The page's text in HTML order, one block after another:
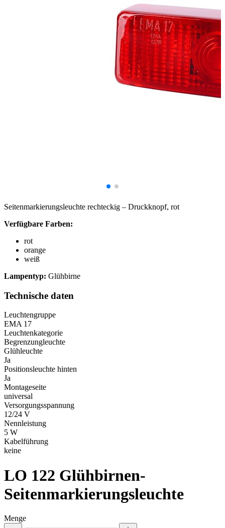
Seitenmarkierungsleuchte rechteckig – Druckknopf, rot
Verfügbare Farben:
rot
orange
weiß
Lampentyp: Glühbirne
Technische daten
Leuchtengruppe
EMA 17
Leuchtenkategorie
Begrenzungleuchte
Glühleuchte
Ja
Positionsleuchte hinten
Ja
Montageseite
universal
Versorgungsspannung
12/24 V
Nennleistung
5 W
Kabelführung
keine
LO 122 Glühbirnen-
Seitenmarkierungsleuchte
Menge